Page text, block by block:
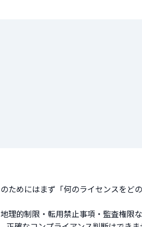
ためにはまず「何のライセンスをど
理的制限・転用禁止事項・監査権限